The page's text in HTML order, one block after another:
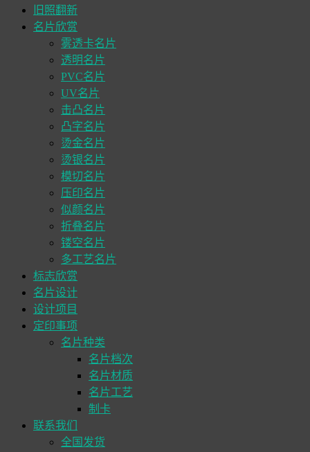
旧照翻新
名片欣赏
雾透卡名片
透明名片
PVC名片
UV名片
击凸名片
凸字名片
烫金名片
烫银名片
模切名片
压印名片
似颜名片
折叠名片
镂空名片
多工艺名片
标志欣赏
名片设计
设计项目
定印事项
名片种类
名片档次
名片材质
名片工艺
制卡
联系我们
全国发货